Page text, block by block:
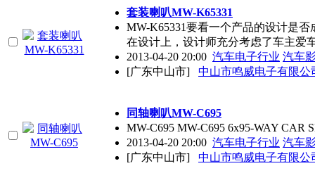
套装喇叭MW-K65331
MW-K65331要看一个产品的设计是
在设计上，设计师充分考虑了车主爱
2013-04-20 20:00 汽车电子行业 汽车
[广东中山市]
中山市鸣威电子有限公
同轴喇叭MW-C695
MW-C695 MW-C695 6x95-WAY CAR
2013-04-20 20:00 汽车电子行业 汽车
[广东中山市]
中山市鸣威电子有限公